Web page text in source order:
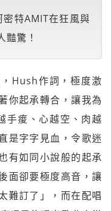
特AMIT在狂風與
驚！
Hush作詞，極度激
你起承轉合，讓我為
手痠、心越空、肉越
是字字見血，令歌迷
有如同小說般的起承
面卻要極度高音，讓
難訂了」，而在配唱